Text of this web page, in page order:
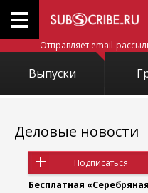
Отправляет email-
Выпуски
Деловые новости
Подписаться
Бесплатная